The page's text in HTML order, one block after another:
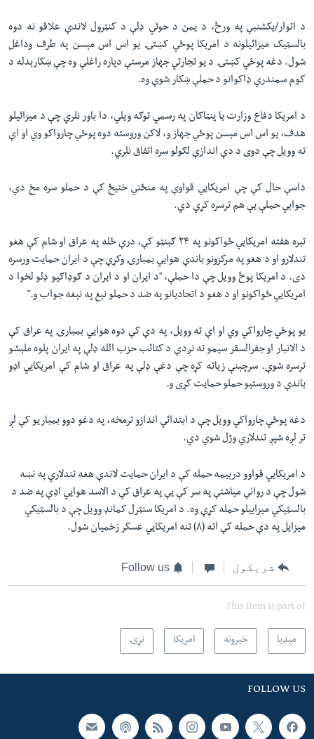
د اتوار/یکشنبې په ورځ، د یمن د حوثي ډلې د کنټرول لاندې علاقو نه دوه
بالسټیک میزائیلونه د امریکا پوځي کښتۍ یو اس اس مېسن په طرف وداغل
شول. دغه پوځي کښتۍ د یو تجارتي جهاز مرستې دپاره راغلې وه چې ښکارېدله د
کوم سمندري ډاکوانو د حملې ښکار شوې وه.
د امریکا دفاع وزارت یا پنټاګان په رسمي توګه ویلي، دا باور نلري چې د میزائیلو
هدف، یو اس اس مېسن پوځي جهاز و، لاکن وروسته دوه پوځي چارواکو وي او اې
ته وویل چې دوی د دې اندازې لګولو سره اتفاق نلري.
داسې حال کې چې امریکایي قواوې په منځني ختیځ کې د حملو سره مخ دي،
جوابي حملې یې هم ترسره کړي دي.
تېره هفته امریکایي ځواکونو په ۲۴ ګېنټو کې، درې ځله په عراق او شام کې هغو
تندلارو او د هغو په مرکزونو باندې هوایي بمبارۍ وکړې چې د ایران حمایت ورسره
دی. د امریکا پوځ وویل چې دا حملې، "د ایران او د ایران د ګوډاګیو ډلو لخوا د
امریکایي ځواکونو او د هغو د اتحادیانو په ضد د حملو نېغ په نېغه جواب و."
یو پوځي چارواکي وي او اې ته وویل، په دې کې دوه هوایي بمبارۍ په عراق کې
د الانبار او جفرالسقر سیمو ته نږدې د کتائب حزب الله ډلې په ایران پلوه ملېشو
ترسره شوې. سرچېنې زیاته کړه چې دغې ډلې په عراق او شام کې امریکایي اډو
باندې د وروستیو حملو حمایت کړی و.
دغه پوځي چارواکي وویل چې د ابتدائي اندازو ترمخه، په دغو دوو بمباریو کې لږ
تر لږه شپږ تندلاري وژل شوي دي.
د امریکایي قواوو درېیمه حمله کې د ایران حمایت لاندې هغه تندلاري په نښه
شول چې د روانې میاشتې په سر کې یې په عراق کې د الاسد هوایي اډې په ضد د
بالسټیکي میزاییلو حمله کړې وه. د امریکا سنټرل کمانډ وویل چې د بالسټیکي
میزایل په دې حمله کې اته (۸) تنه امریکایي عسکر زخمیان شول.
شریکول Follow us
This item is part of
مېډیا خبرونه امریکا نړۍ
FOLLOW US